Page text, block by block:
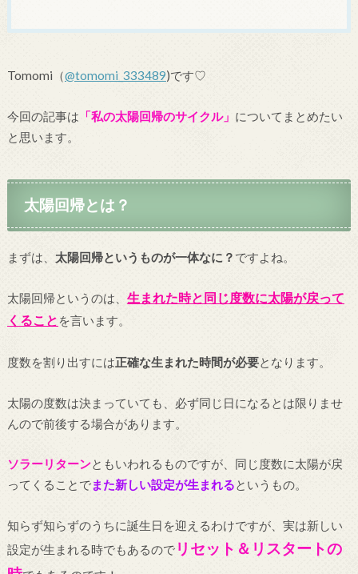
Tomomi（@tomomi_333489)です♡
今回の記事は 「私の太陽回帰のサイクル」 についてまとめたい
と思います。
太陽回帰とは？
まずは、 太陽回帰というものが一体なに？ ですよね。
太陽回帰というのは、 生まれた時と同じ度数に太陽が戻って
くること を言います。
度数を割り出すには正確な生まれた時間が必要となります。
太陽の度数は決まっていても、必ず同じ日になるとは限りませ
んので前後する場合があります。
ソラーリターンともいわれるものですが、同じ度数に太陽が戻
ってくることでまた新しい設定が生まれるというもの。
知らず知らずのうちに誕生日を迎えるわけですが、実は新しい
設定が生まれる時でもあるのでリセット＆リスタートの